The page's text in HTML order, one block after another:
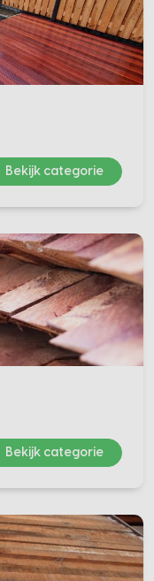
Bekijk categorie
Bekijk categorie